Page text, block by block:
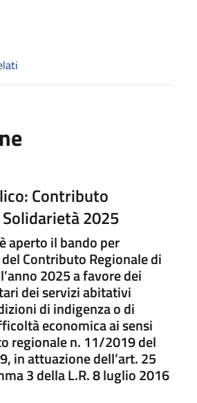
Contributo
2025
aperto il bando per
Contributo Regionale di
2025 a favore dei
dei servizi abitativi
di indigenza o di
economica ai sensi
regionale n. 11/2019 del
in attuazione dell’art. 25
3 della L.R. 8 luglio 2016